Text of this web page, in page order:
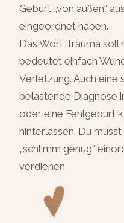
Geburt „von außen“
eingeordnet haben.
Das Wort Trauma soll
bedeutet einfach
Verletzung. Auch eine
belastende Diagnose
oder eine Fehlgeburt
hinterlassen. Du
„schlimm genug“
verdienen.